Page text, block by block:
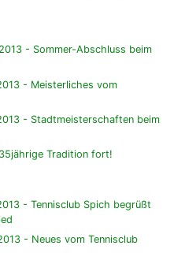
- Sommer-Abschluss beim
- Meisterliches vom
- Stadtmeisterschaften beim
Tradition fort!
- Tennisclub Spich begrüßt
- Neues vom Tennisclub